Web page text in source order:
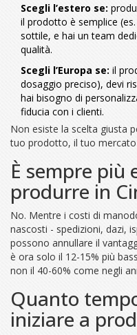
Scegli l’estero se:
il prodotto è semplice
sottile, e hai un team
qualità.
Scegli l’Europa se: il
dosaggio preciso), devi
hai bisogno di
fiducia con i clienti.
Non esiste la scelta giusta
tuo prodotto, il tuo
È sempre più
produrre in
No. Mentre i costi di
nascosti - spedizioni, dazi,
possono annullare il
è ora solo il 12-15% più
non il 40-60% come negli
Quanto
iniziare a